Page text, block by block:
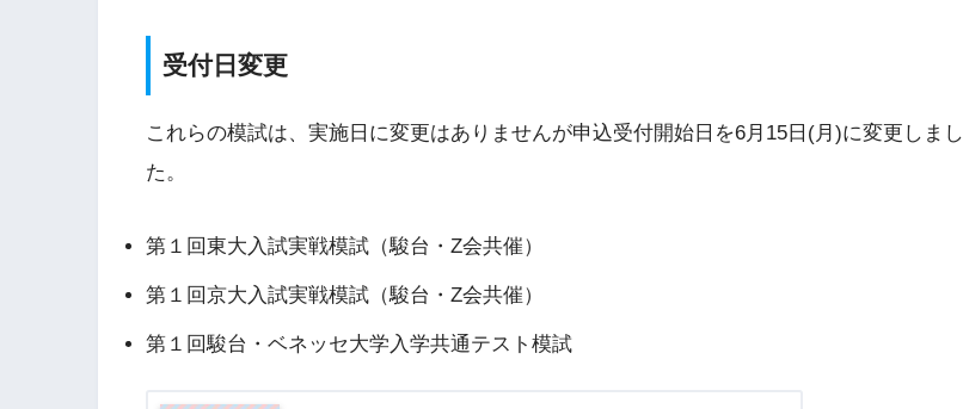
受付日変更
これらの模試は、実施日に変更はありませんが申込受付開始日を6月15日(月)に変更しまし
た。
第１回東大入試実戦模試（駿台・Z会共催）
第１回京大入試実戦模試（駿台・Z会共催）
第１回駿台・ベネッセ大学入学共通テスト模試